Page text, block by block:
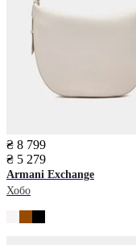
₴ 8 799
₴ 5 279
Armani Exchange
Хобо